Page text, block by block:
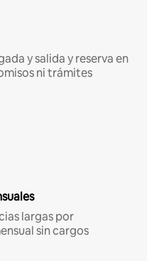
y salida y reserva en
ni trámites
largas por
sin cargos